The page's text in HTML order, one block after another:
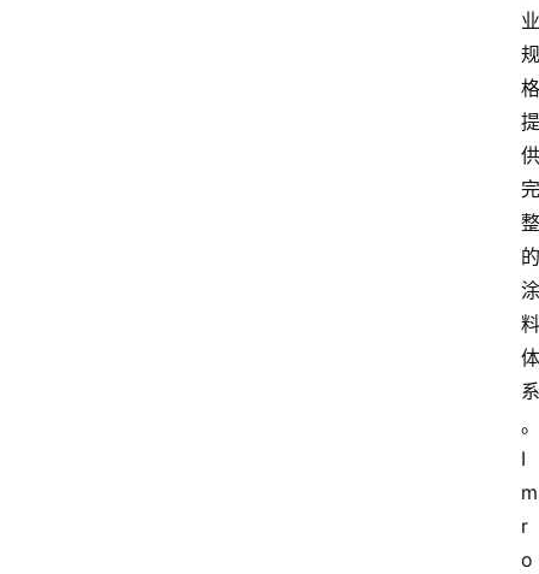
业
规
格
提
供
完
整
的
涂
料
体
系
。
I
m
r
o